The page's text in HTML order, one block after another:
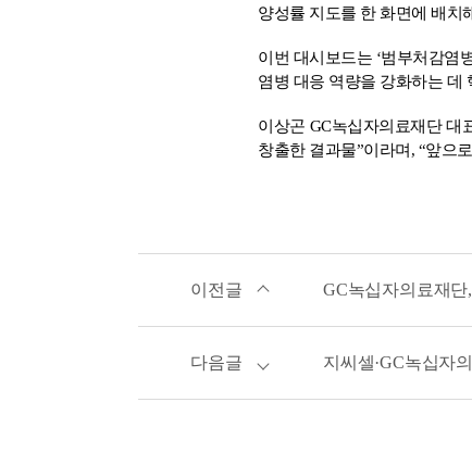
양성률 지도를 한 화면에 배치
이번 대시보드는 ‘범부처감염
염병 대응 역량을 강화하는 데
이상곤 GC녹십자의료재단 대
창출한 결과물”이라며, “앞으
이전글 GC녹십자의료재
다음글 지씨셀·GC녹십자